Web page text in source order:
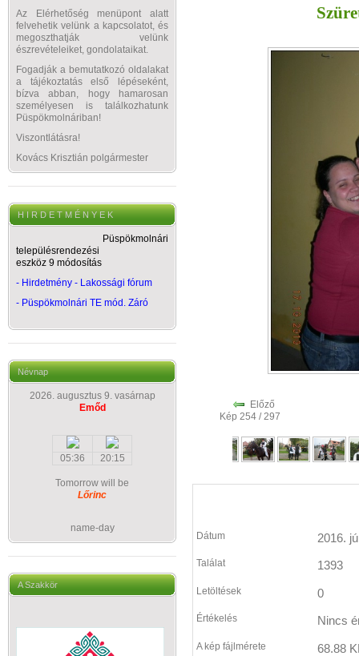
Az Elérhetőség menüpont alatt
felvehetik velünk a kapcsolatot, és
megoszthatják velünk
észrevételeiket, gondolataikat.
Fogadják a bemutatkozó oldalakat
a tájékoztatás első lépéseként,
bízva abban, hogy hamarosan
személyesen is találkozhatunk
Püspökmolnáriban!
Viszontlátásra!
Kovács Krisztián polgármester
H I R D E T M É N Y E K
Püspökmolnári
településrendezési
eszköz 9 módosítás
- Hirdetmény - Lakossági fórum
- Püspökmolnári TE mód. Záró
Névnap
2026. augusztus 9. vasárnap
Emőd
05:36 20:15
Tomorrow will be
Lőrinc
name-day
A Szakkör
Előző
Kép 254 / 297
Dátum 2016.
Találat 1393
Letöltések 0
Értékelés Nincs
A kép fájlmérete 68.88